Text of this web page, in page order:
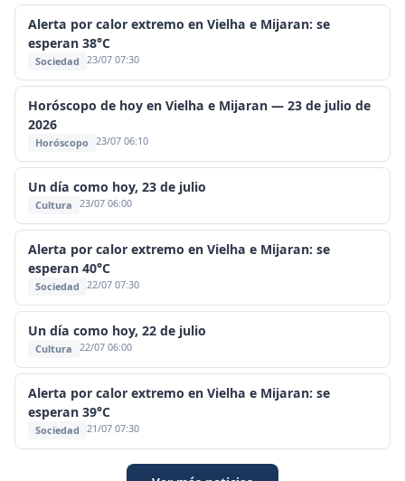
Alerta por calor extremo en Vielha e Mijaran: se
esperan 38°C
Sociedad 23/07 07:30
Horóscopo de hoy en Vielha e Mijaran — 23 de julio de
2026
Horóscopo 23/07 06:10
Un día como hoy, 23 de julio
Cultura 23/07 06:00
Alerta por calor extremo en Vielha e Mijaran: se
esperan 40°C
Sociedad 22/07 07:30
Un día como hoy, 22 de julio
Cultura 22/07 06:00
Alerta por calor extremo en Vielha e Mijaran: se
esperan 39°C
Sociedad 21/07 07:30